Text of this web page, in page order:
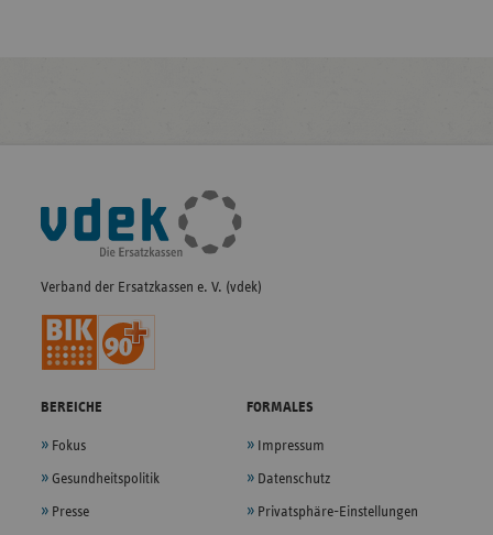
Fußleisten-
Navigation
Verband der Ersatzkassen e. V. (vdek)
BEREICHE
Fokus
Gesundheitspolitik
Presse
FORMALES
Impressum
Datenschutz
Privatsphäre-Einstellungen